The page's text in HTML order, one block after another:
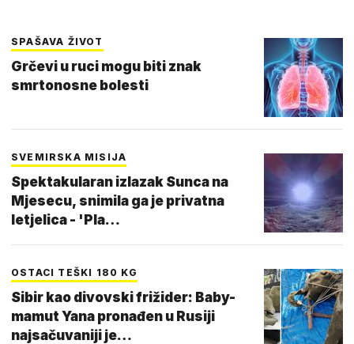
SPAŠAVA ŽIVOT
Grčevi u ruci mogu biti znak
smrtonosne bolesti
SVEMIRSKA MISIJA
Spektakularan izlazak Sunca na
Mjesecu, snimila ga je privatna
letjelica - 'Pla…
OSTACI TEŠKI 180 KG
Sibir kao divovski frižider: Baby-
mamut Yana pronađen u Rusiji
najsačuvaniji je…